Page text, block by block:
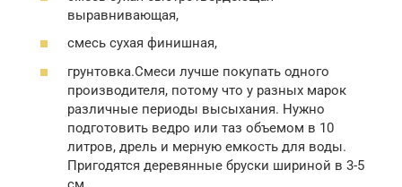
выравнивающая,
смесь сухая финишная,
грунтовка.Смеси лучше покупать одного
производителя, потому что у разных марок
различные периоды высыхания. Нужно
подготовить ведро или таз объемом в 10
литров, дрель и мерную емкость для воды.
Пригодятся деревянные бруски шириной в 3-5